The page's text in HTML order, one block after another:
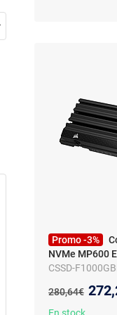
Promo -3%
NVMe MP600
CSSD-
Ancien prix :
280,64€